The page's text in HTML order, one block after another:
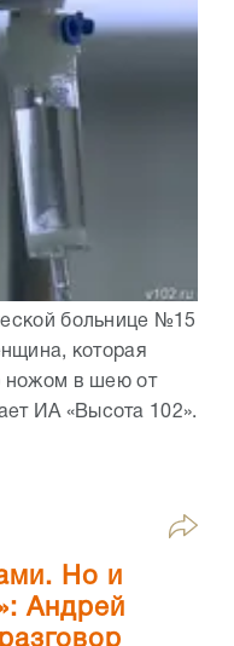
больнице №15
которая
ножом в шею от
ИА «Высота 102».
Но и
Андрей